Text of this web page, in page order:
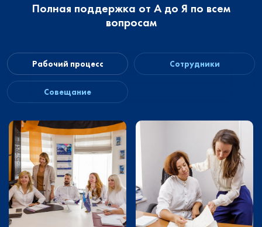
Полная поддержка от А до Я по всем
вопросам
Рабочий процесс Сотрудники
Совещание